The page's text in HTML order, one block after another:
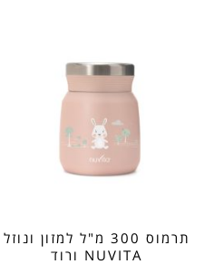
תרמוס 300 מ"ל למזון ונוזל
NUVITA ורוד